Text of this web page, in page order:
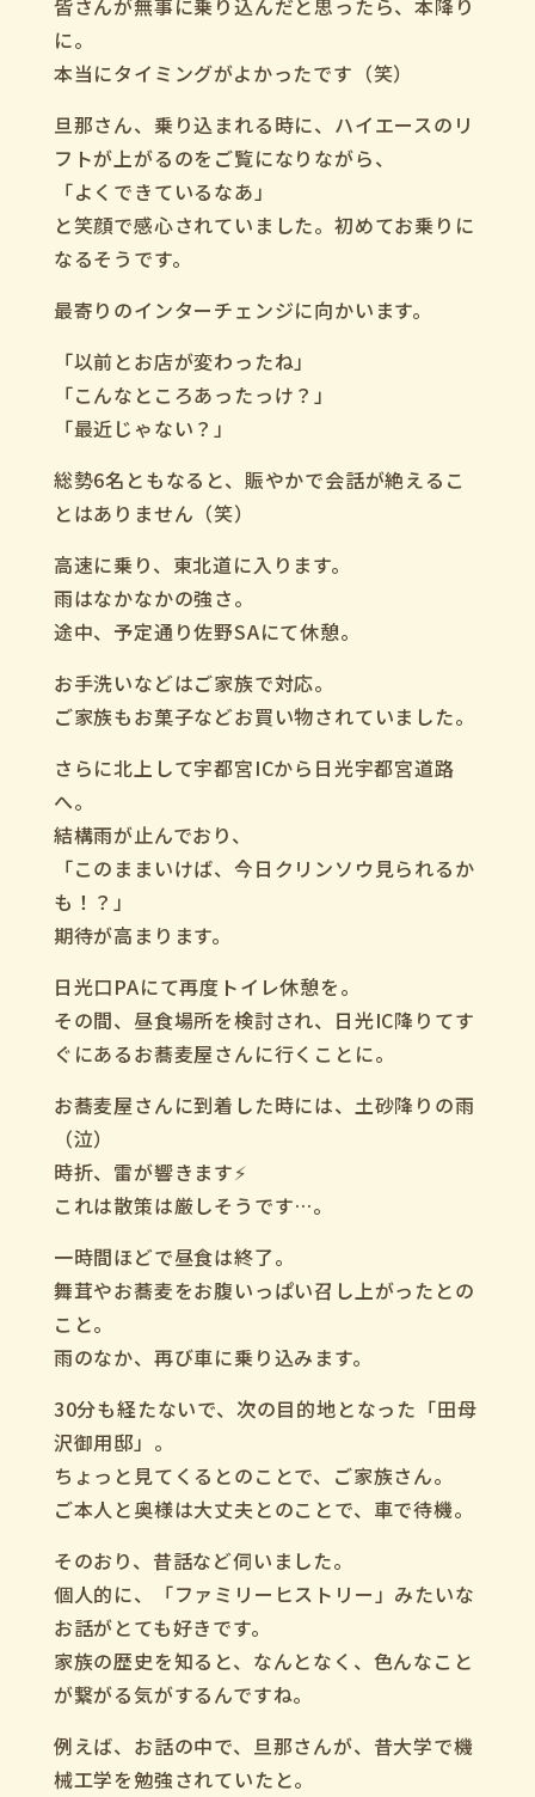
皆さんが無事に乗り込んだと思ったら、本降り
に。
本当にタイミングがよかったです（笑）
旦那さん、乗り込まれる時に、ハイエースのリ
フトが上がるのをご覧になりながら、
「よくできているなあ」
と笑顔で感心されていました。初めてお乗りに
なるそうです。
最寄りのインターチェンジに向かいます。
「以前とお店が変わったね」
「こんなところあったっけ？」
「最近じゃない？」
総勢6名ともなると、賑やかで会話が絶えるこ
とはありません（笑）
高速に乗り、東北道に入ります。
雨はなかなかの強さ。
途中、予定通り佐野SAにて休憩。
お手洗いなどはご家族で対応。
ご家族もお菓子などお買い物されていました。
さらに北上して宇都宮ICから日光宇都宮道路
へ。
結構雨が止んでおり、
「このままいけば、今日クリンソウ見られるか
も！？」
期待が高まります。
日光口PAにて再度トイレ休憩を。
その間、昼食場所を検討され、日光IC降りてす
ぐにあるお蕎麦屋さんに行くことに。
お蕎麦屋さんに到着した時には、土砂降りの雨
（泣）
時折、雷が響きます⚡️
これは散策は厳しそうです…。
一時間ほどで昼食は終了。
舞茸やお蕎麦をお腹いっぱい召し上がったとの
こと。
雨のなか、再び車に乗り込みます。
30分も経たないで、次の目的地となった「田母
沢御用邸」。
ちょっと見てくるとのことで、ご家族さん。
ご本人と奥様は大丈夫とのことで、車で待機。
そのおり、昔話など伺いました。
個人的に、「ファミリーヒストリー」みたいな
お話がとても好きです。
家族の歴史を知ると、なんとなく、色んなこと
が繋がる気がするんですね。
例えば、お話の中で、旦那さんが、昔大学で機
械工学を勉強されていたと。